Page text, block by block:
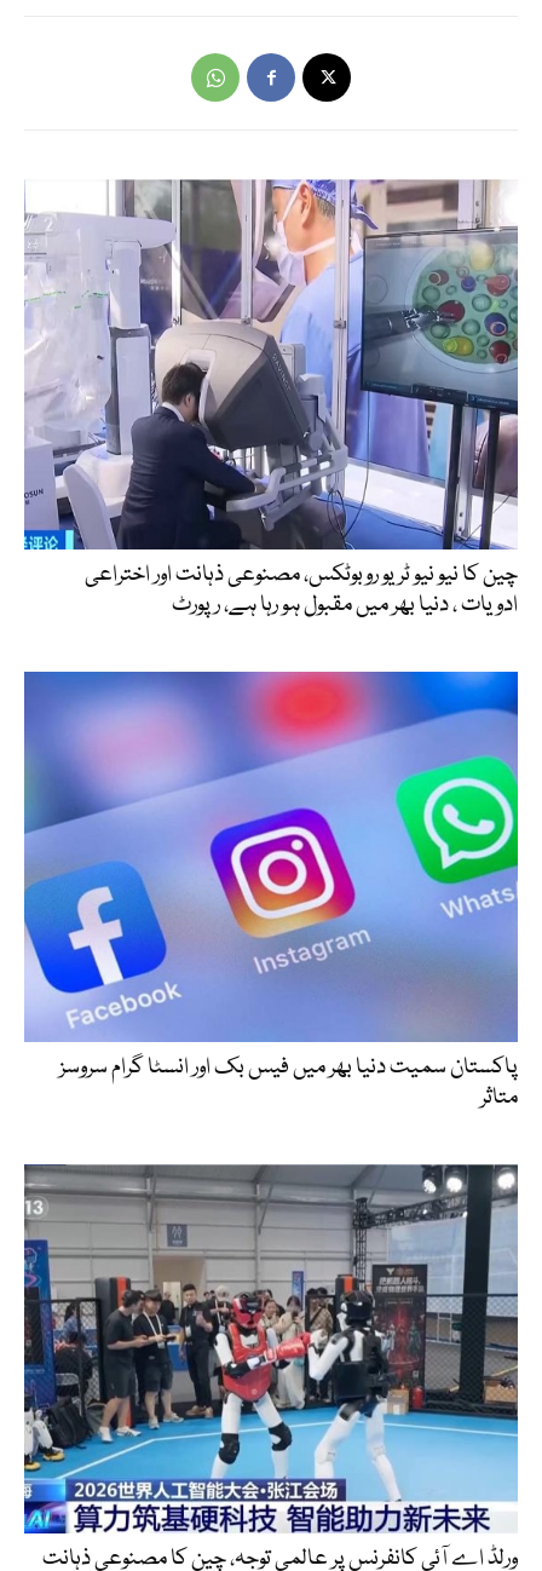
چین کا نیو نیو ٹریو روبوٹکس، مصنوعی ذہانت اور اختراعی
ادویات ، دنیا بھر میں مقبول ہو رہا ہے، رپورٹ
پاکستان سمیت دنیا بھر میں فیس بک اور انسٹا گرام سروسز
متاثر
ورلڈ اے آئی کانفرنس پر عالمی توجہ، چین کا مصنوعی ذہانت